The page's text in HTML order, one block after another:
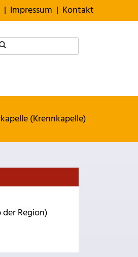
| Impressum | Kontakt
(Krennkapelle)
Region)